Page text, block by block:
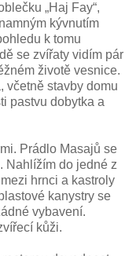
„Haj Fay“,
kývnutím
k tomu
se zvířaty vidím pár
životě vesnice.
včetně stavby domu
pastvu dobytka a
Prádlo Masajů se
Nahlížím do jedné z
hrnci a kastroly
kanystry se
vybavení.
kůži.